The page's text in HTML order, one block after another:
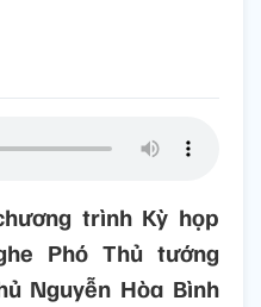
trình Kỳ họp
Phó Thủ tướng
Nguyễn Hòa Bình